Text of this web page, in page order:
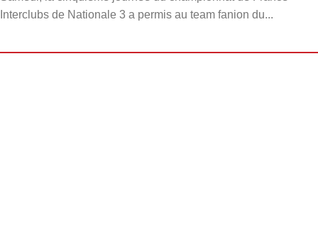
Interclubs de Nationale 3 a permis au team fanion du...